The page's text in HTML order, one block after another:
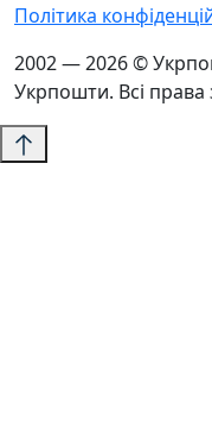
Політика
2002 — 2026 ©
Укрпошти. Всі